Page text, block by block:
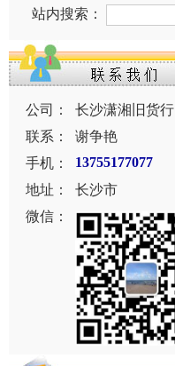
站内搜索：
公司：
长沙潇湘旧货行
联系：
谢争艳
手机：
13755177077
地址：
长沙市
微信：